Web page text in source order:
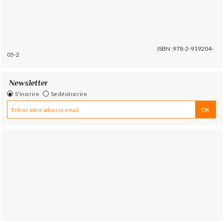
ISBN :978-2-919204-
05-2
Newsletter
S'inscrire Se désinscrire